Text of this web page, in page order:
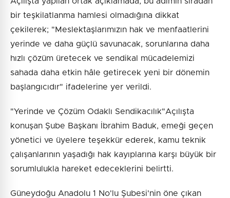
bir teşkilatlanma hamlesi olmadığına dikkat
çekilerek; "Meslektaşlarımızın hak ve menfaatlerini
yerinde ve daha güçlü savunacak, sorunlarına daha
hızlı çözüm üretecek ve sendikal mücadelemizi
sahada daha etkin hâle getirecek yeni bir dönemin
başlangıcıdır" ifadelerine yer verildi.
​"Yerinde ve Çözüm Odaklı Sendikacılık" ​Açılışta
konuşan Şube Başkanı İbrahim Baduk, emeği geçen
yönetici ve üyelere teşekkür ederek, kamu teknik
çalışanlarının yaşadığı hak kayıplarına karşı büyük bir
sorumlulukla hareket edeceklerini belirtti.
​Güneydoğu Anadolu 1 No'lu Şubesi'nin öne çıkan